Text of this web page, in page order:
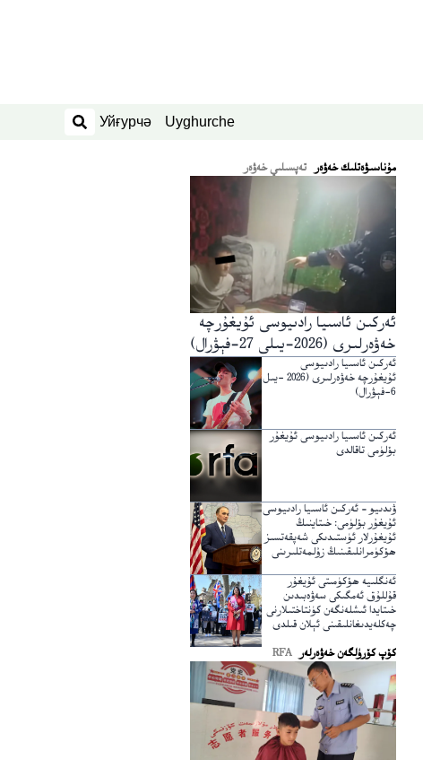
Uyghurche
Уйғурчә
ئىزدەش
ﻣﯘﻧﺎﺳﯩﯟﻩﺗﻠﯩﻚ ﺧﻪﯞﻩﺭ تەپسىلىي خەۋەر
ئەركىن ئاسىيا رادىيوسى ئۇيغۇرچە
خەۋەرلىرى (2026-يىلى 27-فېۋرال)
ئەركىن ئاسىيا رادىيوسى
ئۇيغۇرچە خەۋەرلىرى (2026 -يىل
6-فېۋرال)
ئەركىن ئاسىيا رادىيوسى ئۇيغۇر
بۆلۈمى تاقالدى
ۋىدىيو – ئەركىن ئاسىيا رادىيوسى
ئۇيغۇر بۆلۈمى: خىتاينىڭ
ئۇيغۇرلار ئۈستىدىكى شەپقەتسىز
ھۆكۈمرانلىقىنىڭ زۇلمەتلىرىنى
ئەنگلىيە ھۆكۈمىتى ئۇيغۇر
قۇللۇق ئەمگىكى سەۋەبىدىن
خىتايدا ئىشلەنگەن كۈنتاختىلارنى
چەكلەيدىغانلىقىنى ئېلان قىلدى
كۆپ كۆرۈلگەن خەۋەرلەر
RFA